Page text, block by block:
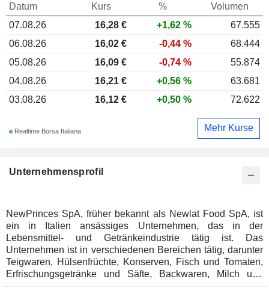
Unternehmensprofil
NewPrinces SpA, früher bekannt als Newlat Food SpA, ist
ein in Italien ansässiges Unternehmen, das in der
Lebensmittel- und Getränkeindustrie tätig ist. Das
Unternehmen ist in verschiedenen Bereichen tätig, darunter
Teigwaren, Hülsenfrüchte, Konserven, Fisch und Tomaten,
Erfrischungsgetränke und Säfte, Backwaren, Milch und
Datum Kurs %
Volumen
07.08.26
16,28 € +1,62 %
67.555
06.08.26
16,02 € -0,44 %
68.444
05.08.26
16,09 € -0,74 %
55.874
04.08.26
16,21 € +0,56 %
63.681
03.08.26
16,12 € +0,50 % 72.622
Realtime Borsa Italiana Mehr Kurse